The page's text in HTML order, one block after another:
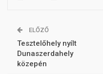
ELŐZŐ
Tesztelőhely nyílt
Dunaszerdahely
közepén